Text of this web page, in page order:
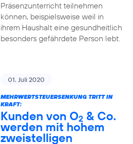
Präsenzunterricht teilnehmen
können, beispielsweise weil in
ihrem Haushalt eine gesundheitlich
besonders gefährdete Person lebt.
01. Juli 2020
MEHRWERTSTEUERSENKUNG TRITT IN
KRAFT:
Kunden von O2 & Co.
werden mit hohem
zweistelligen